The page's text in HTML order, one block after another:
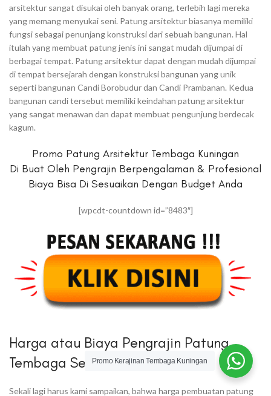
arsitektur sangat disukai oleh banyak orang, terlebih lagi mereka
yang memang menyukai seni. Patung arsitektur biasanya memiliki
fungsi sebagai penunjang konstruksi dari sebuah bangunan. Hal
itulah yang membuat patung jenis ini sangat mudah dijumpai di
berbagai tempat. Patung arsitektur dapat dengan mudah dijumpai
di tempat bersejarah dengan konstruksi bangunan yang unik
seperti bangunan Candi Borobudur dan Candi Prambanan. Kedua
bangunan candi tersebut memiliki keindahan patung arsitektur
yang sangat menawan dan dapat membuat pengunjung berdecak
kagum.
Promo Patung Arsitektur Tembaga Kuningan
Di Buat Oleh Pengrajin Berpengalaman & Profesional
Biaya Bisa Di Sesuaikan Dengan Budget Anda
[wpcdt-countdown id=”8483″]
Harga atau Biaya Pengrajin Patung
Tembaga Serang
Sekali lagi harus kami sampaikan, bahwa harga pembuatan patung
Promo Kerajinan Tembaga Kuningan